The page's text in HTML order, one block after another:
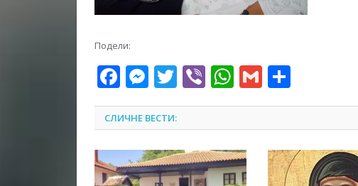
Подели:
Facebook
Messenger
Twitter
ViberWhatsApp
Gmail
СЛИЧНЕ ВЕСТИ: